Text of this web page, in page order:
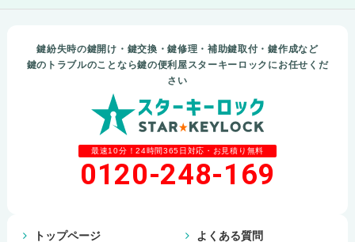
鍵紛失時の鍵開け・鍵交換・鍵修理・補助鍵取付・鍵作成など
鍵のトラブルのことなら鍵の便利屋スターキーロックにお任せくだ
さい
最速10分！24時間365日対応・お見積り無料
0120-248-169
トップページ よくある質問